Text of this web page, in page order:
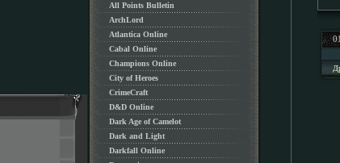
All Points Bulletin
ArchLord
Atlantica Online
Cabal Online
Champions Online
City of Heroes
CrimeCraft
D&D Online
Dark Age of Camelot
Dark and Light
Darkfall Online